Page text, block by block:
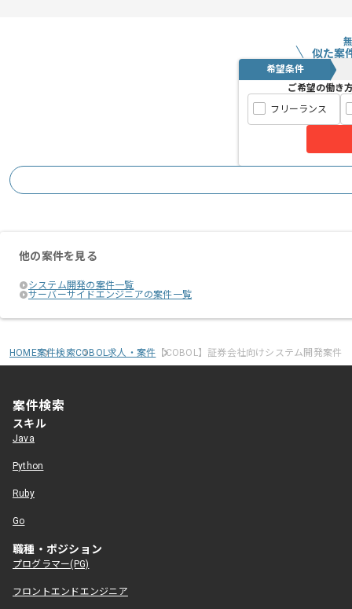
似た案
希望条件
ご希望の働き
フリーランス
他の案件を見る
システム開発の案件一覧
サーバーサイドエンジニアの案件一覧
HOME案件検索COBOL求人・案件 【COBOL】証券会社向けシステム開発案件
案件検索
スキル
Java
Python
Ruby
Go
職種・ポジション
プログラマー(PG)
フロントエンドエンジニア